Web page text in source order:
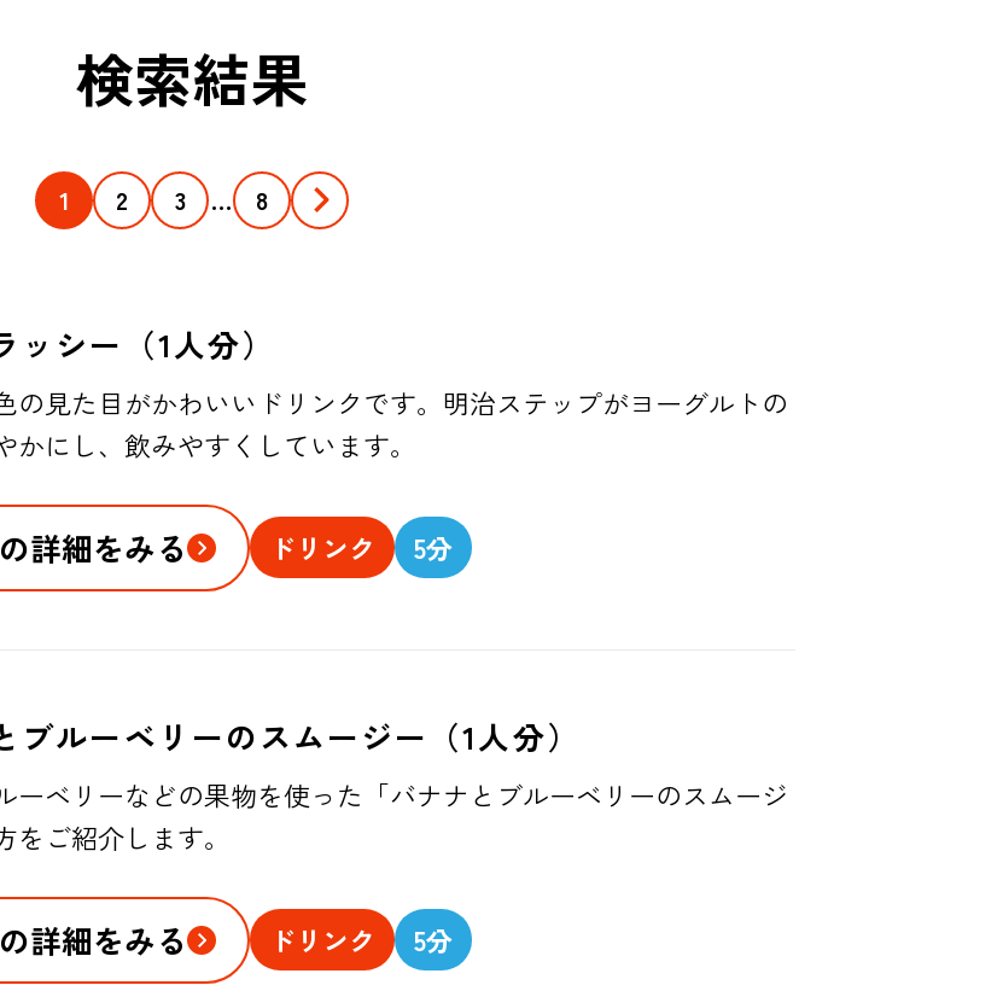
検索結果
1 2 3 … 8
ッシー（1人分）
の見た目がかわいいドリンクです。明治ステップがヨーグルトの
かにし、飲みやすくしています。
詳細をみる ドリンク 5分
ブルーベリーのスムージー（1人分）
ーベリーなどの果物を使った「バナナとブルーベリーのスムージ
をご紹介します。
詳細をみる ドリンク 5分